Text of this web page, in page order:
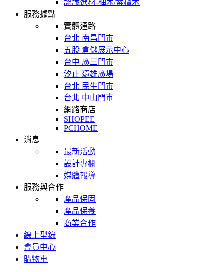
認識選材-柚木/紫檀木
服務據點
實體通路
台北 南昌門市
五股 倉儲展示中心
台中 廣三門市
汐止 遠雄廣場
台北 民生門市
台北 中山門市
網路商店
SHOPEE
PCHOME
消息
最新活動
設計專欄
媒體報導
服務與合作
產品保固
產品保養
商業合作
線上型錄
會員中心
購物車